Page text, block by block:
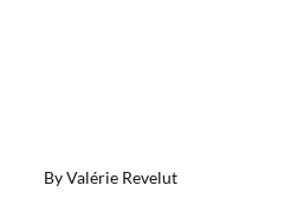
ByValérie Revelut